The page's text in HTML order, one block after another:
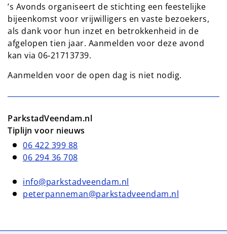
’s Avonds organiseert de stichting een feestelijke
bijeenkomst voor vrijwilligers en vaste bezoekers,
als dank voor hun inzet en betrokkenheid in de
afgelopen tien jaar. Aanmelden voor deze avond
kan via 06‑21713739.
Aanmelden voor de open dag is niet nodig.
ParkstadVeendam.nl
Tiplijn voor nieuws
06 422 399 88
06 294 36 708
info@parkstadveendam.nl
peterpanneman@parkstadveendam.nl